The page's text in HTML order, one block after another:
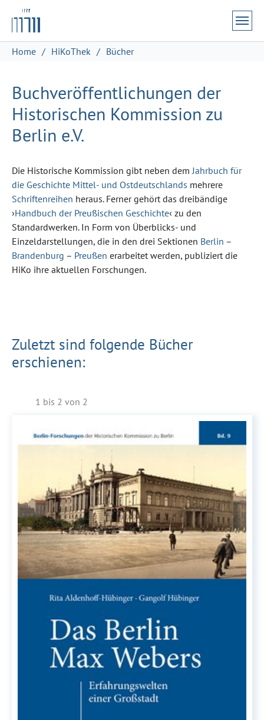
Zum Hauptinhalt springen
Skip to page footer
Sie sind hier:
Home HiKoThek Bücher
Buchveröffentlichungen der
Historischen Kommission zu
Berlin e.V.
Die Historische Kommission gibt neben demJahrbuch für
die Geschichte Mittel- und Ostdeutschlands mehrere
Schriftenreihen heraus. Ferner gehört das dreibändige
›Handbuch der Preußischen Geschichte‹ zu den
Standardwerken. In Form von Überblicks- und
Einzeldarstellungen, die in den drei Sektionen Berlin –
Brandenburg – Preußen erarbeitet werden, publiziert die
HiKo ihre aktuellen Forschungen.
Zuletzt sind folgende Bücher
erschienen:
1 bis 2 von 2